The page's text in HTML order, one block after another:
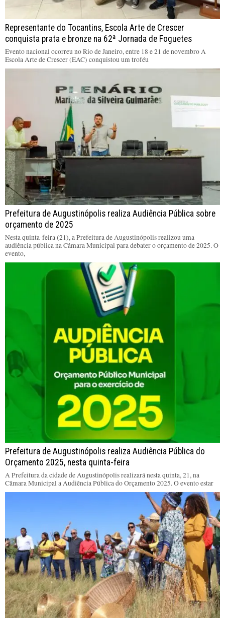
Representante do Tocantins, Escola Arte de Crescer
conquista prata e bronze na 62ª Jornada de Foguetes
Evento nacional ocorreu no Rio de Janeiro, entre 18 e 21 de novembro A
Escola Arte de Crescer (EAC) conquistou um troféu
Prefeitura de Augustinópolis realiza Audiência Pública sobre
orçamento de 2025
Nesta quinta-feira (21), a Prefeitura de Augustinópolis realizou uma
audiência pública na Câmara Municipal para debater o orçamento de 2025. O
evento,
Prefeitura de Augustinópolis realiza Audiência Pública do
Orçamento 2025, nesta quinta-feira
A Prefeitura da cidade de Augustinópolis realizará nesta quinta, 21, na
Câmara Municipal a Audiência Pública do Orçamento 2025. O evento estar